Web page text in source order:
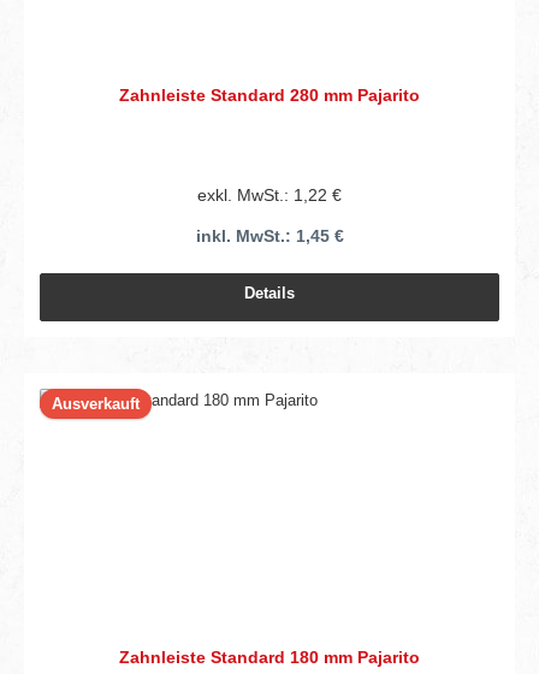
Zahnleiste Standard 280 mm Pajarito
exkl. MwSt.: 1,22 €
inkl. MwSt.: 1,45 €
Details
Ausverkauft
Zahnleiste Standard 180 mm Pajarito